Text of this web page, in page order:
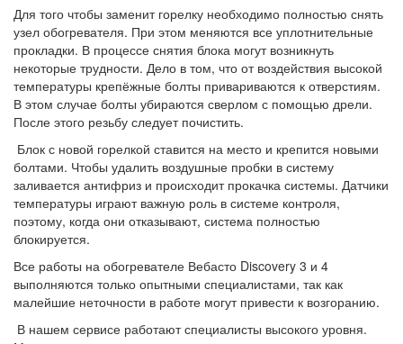
Для того чтобы заменит горелку необходимо полностью снять
узел обогревателя. При этом меняются все уплотнительные
прокладки. В процессе снятия блока могут возникнуть
некоторые трудности. Дело в том, что от воздействия высокой
температуры крепёжные болты привариваются к отверстиям.
В этом случае болты убираются сверлом с помощью дрели.
После этого резьбу следует почистить.
Блок с новой горелкой ставится на место и крепится новыми
болтами. Чтобы удалить воздушные пробки в систему
заливается антифриз и происходит прокачка системы. Датчики
температуры играют важную роль в системе контроля,
поэтому, когда они отказывают, система полностью
блокируется.
Все работы на обогревателе Вебасто Discovery 3 и 4
выполняются только опытными специалистами, так как
малейшие неточности в работе могут привести к возгоранию.
В нашем сервисе работают специалисты высокого уровня.